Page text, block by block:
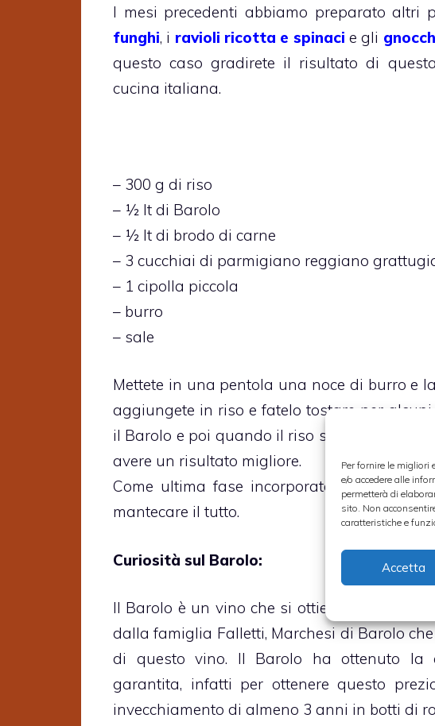
Per fornire le migliori
e/o accedere alle
permetterà di
sito. Non
caratteristiche e
Accetta
I mesi precedenti abbiamo preparato altri
funghi, i ravioli ricotta e spinaci e gli
questo caso gradirete il risultato di
cucina italiana.
– 300 g di riso
– ½ lt di Barolo
– ½ lt di brodo di carne
– 3 cucchiai di parmigiano reggiano
– 1 cipolla piccola
– burro
– sale
Mettete in una pentola una noce di burro e
aggiungete in riso e fatelo tostare per
il Barolo e poi quando il riso sarà cotto
avere un risultato migliore.
Come ultima fase incorporate una noce
mantecare il tutto.
Curiosità sul Barolo:
Il Barolo è un vino che si ottiene dalla
dalla famiglia Falletti, Marchesi di Barolo
di questo vino. Il Barolo ha ottenuto la
garantita, infatti per ottenere questo
invecchiamento di almeno 3 anni in botti di